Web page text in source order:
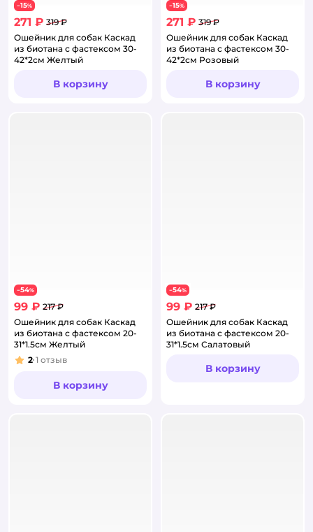
−15%
271 ₽ 319 ₽
Ошейник для собак Каскад
из биотана с фастексом 30-
42*2см Желтый
В корзину
−15%
271 ₽ 319 ₽
Ошейник для собак Каскад
из биотана с фастексом 30-
42*2см Розовый
В корзину
−54%
99 ₽ 217 ₽
Ошейник для собак Каскад
из биотана с фастексом 20-
31*1.5см Желтый
Рейтинг:
2 1 отзыв
В корзину
−54%
99 ₽ 217 ₽
Ошейник для собак Каскад
из биотана с фастексом 20-
31*1.5см Салатовый
В корзину